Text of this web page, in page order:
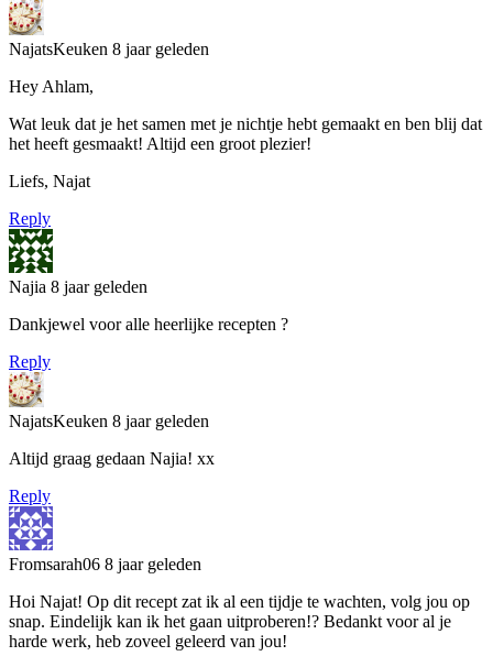
NajatsKeuken 8 jaar geleden
Hey Ahlam,
Wat leuk dat je het samen met je nichtje hebt gemaakt en ben blij dat
het heeft gesmaakt! Altijd een groot plezier!
Liefs, Najat
Reply
Najia 8 jaar geleden
Dankjewel voor alle heerlijke recepten ?
Reply
NajatsKeuken 8 jaar geleden
Altijd graag gedaan Najia! xx
Reply
Fromsarah06 8 jaar geleden
Hoi Najat! Op dit recept zat ik al een tijdje te wachten, volg jou op
snap. Eindelijk kan ik het gaan uitproberen!? Bedankt voor al je
harde werk, heb zoveel geleerd van jou!